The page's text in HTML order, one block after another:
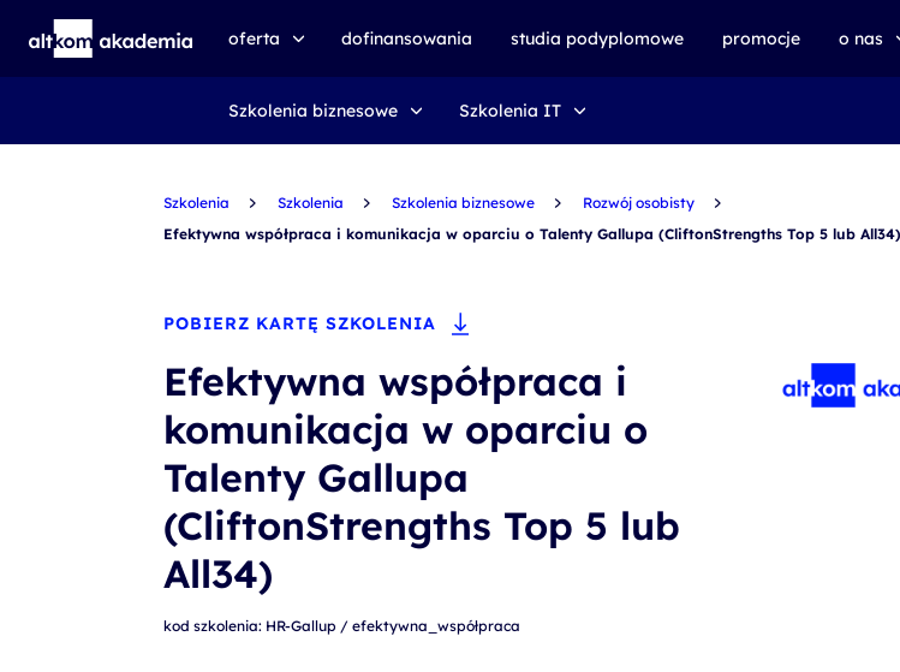
oferta
speexx
certyfikat DMI
kursy e-learningowe
szkolenia VR
szkolenia NIS2
szkolenia dla edukacji
szkolenia dla produkcji
voucher szkoleniowy
szkolenia SAP
szkolenia SAS
dofinansowania studia podyplomowe promocje o nas
Szkolenia biznesowe Szkolenia IT
Szkolenia Szkolenia Szkolenia biznesowe
Rozwój osobisty
Efektywna współpraca i komunikacja w oparciu o Talenty Gallupa (CliftonStrengths Top 5 lub All34)
POBIERZ KARTĘ SZKOLENIA
Efektywna współpraca i
komunikacja w oparciu o
Talenty Gallupa
(CliftonStrengths Top 5 lub
All34)
kod szkolenia: HR-Gallup / efektywna_współpraca